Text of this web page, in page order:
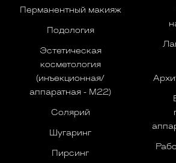
Перманентный макияж
Подология
Эстетическая
косметология
(инъекционная/
аппаратная - M22)
Солярий
Шугаринг
Пирсинг